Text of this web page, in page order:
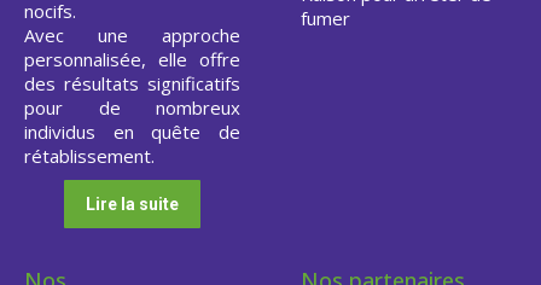
nocifs.
Avec une approche
personnalisée, elle offre
des résultats significatifs
pour de nombreux
individus en quête de
rétablissement.
Lire la suite
fumer